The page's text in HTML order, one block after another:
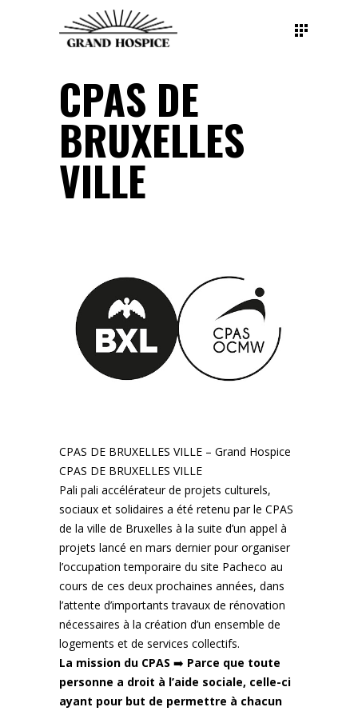
CPAS DE
BRUXELLES
VILLE
CPAS DE BRUXELLES VILLE – Grand Hospice
CPAS DE BRUXELLES VILLE
Pali pali accélérateur de projets culturels,
sociaux et solidaires a été retenu par le CPAS
de la ville de Bruxelles à la suite d’un appel à
projets lancé en mars dernier pour organiser
l’occupation temporaire du site Pacheco au
cours de ces deux prochaines années, dans
l’attente d’importants travaux de rénovation
nécessaires à la création d’un ensemble de
logements et de services collectifs.
La mission du CPAS ➡️ Parce que toute
personne a droit à l’aide sociale, celle-ci
ayant pour but de permettre à chacun